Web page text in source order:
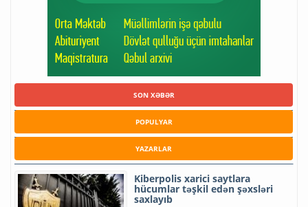
SON XƏBƏR
POPULYAR
YAZARLAR
Kiberpolis xarici saytlara
hücumlar təşkil edən şəxsləri
saxlayıb